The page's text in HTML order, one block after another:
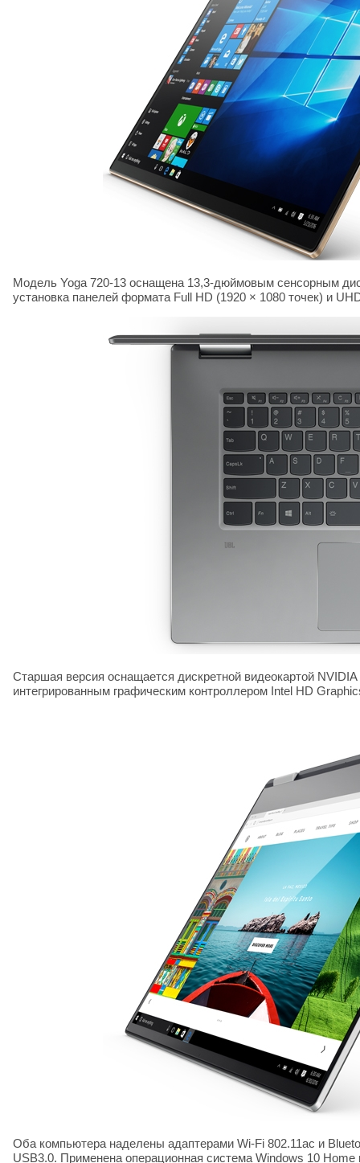
Модель Yoga 720-13 оснащена 13,3-дюймовым сенсорным
установка панелей формата Full HD (1920 × 1080 точек) и
Старшая версия оснащается дискретной видеокартой NVIDIA
интегрированным графическим контроллером Intel HD
Оба компьютера наделены адаптерами Wi-Fi 802.11ac и
USB3.0. Применена операционная система Windows 10